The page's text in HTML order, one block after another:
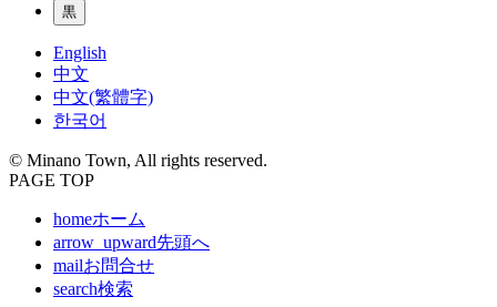
黒
English
中文
中文(繁體字)
한국어
© Minano Town, All rights reserved.
PAGE TOP
homeホーム
arrow_upward先頭へ
mailお問合せ
search検索